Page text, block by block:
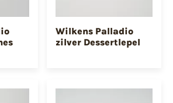
Wilkens Palladio
zilver Dessertlepel